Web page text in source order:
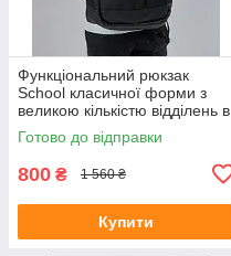
Функціональний рюкзак
School класичної форми з
великою кількістю відділень в
чорному кольорі, 30л
Готово до відправки
800 ₴ 1 560 ₴
Купити